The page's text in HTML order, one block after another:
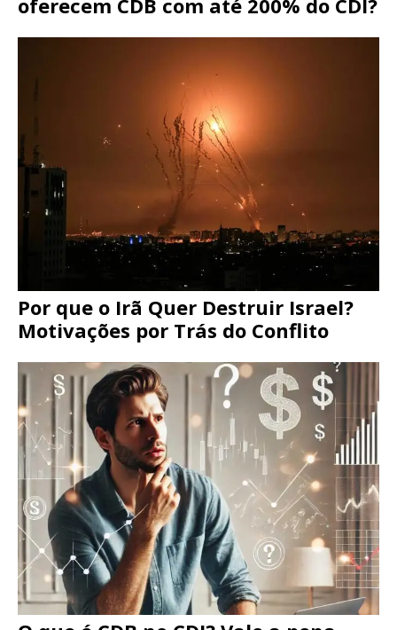
oferecem CDB com até 200% do CDI?
Por que o Irã Quer Destruir Israel?
Motivações por Trás do Conflito